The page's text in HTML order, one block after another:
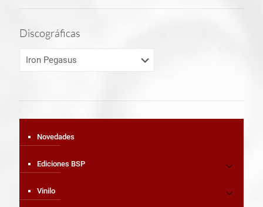
Discográficas
Novedades
Ediciones BSP
Vinilo